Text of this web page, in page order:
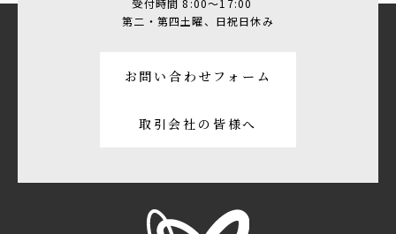
受付時間 8:00〜17:00
第二・第四土曜、日祝日休み
お問い合わせフォーム
取引会社の皆様へ